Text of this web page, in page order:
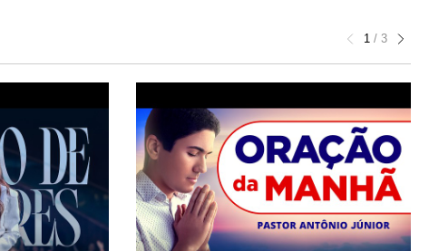
1 / 3